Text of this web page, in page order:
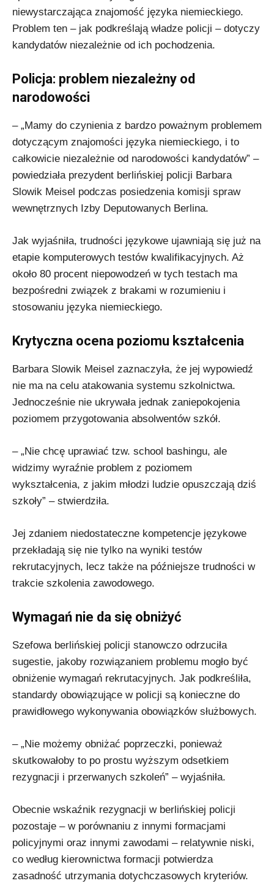
niewystarczająca znajomość języka niemieckiego.
Problem ten – jak podkreślają władze policji – dotyczy
kandydatów niezależnie od ich pochodzenia.
Policja: problem niezależny od
narodowości
– „Mamy do czynienia z bardzo poważnym problemem
dotyczącym znajomości języka niemieckiego, i to
całkowicie niezależnie od narodowości kandydatów” –
powiedziała prezydent berlińskiej policji Barbara
Slowik Meisel podczas posiedzenia komisji spraw
wewnętrznych Izby Deputowanych Berlina.
Jak wyjaśniła, trudności językowe ujawniają się już na
etapie komputerowych testów kwalifikacyjnych. Aż
około 80 procent niepowodzeń w tych testach ma
bezpośredni związek z brakami w rozumieniu i
stosowaniu języka niemieckiego.
Krytyczna ocena poziomu kształcenia
Barbara Slowik Meisel zaznaczyła, że jej wypowiedź
nie ma na celu atakowania systemu szkolnictwa.
Jednocześnie nie ukrywała jednak zaniepokojenia
poziomem przygotowania absolwentów szkół.
– „Nie chcę uprawiać tzw. school bashingu, ale
widzimy wyraźnie problem z poziomem
wykształcenia, z jakim młodzi ludzie opuszczają dziś
szkoły” – stwierdziła.
Jej zdaniem niedostateczne kompetencje językowe
przekładają się nie tylko na wyniki testów
rekrutacyjnych, lecz także na późniejsze trudności w
trakcie szkolenia zawodowego.
Wymagań nie da się obniżyć
Szefowa berlińskiej policji stanowczo odrzuciła
sugestie, jakoby rozwiązaniem problemu mogło być
obniżenie wymagań rekrutacyjnych. Jak podkreśliła,
standardy obowiązujące w policji są konieczne do
prawidłowego wykonywania obowiązków służbowych.
– „Nie możemy obniżać poprzeczki, ponieważ
skutkowałoby to po prostu wyższym odsetkiem
rezygnacji i przerwanych szkoleń” – wyjaśniła.
Obecnie wskaźnik rezygnacji w berlińskiej policji
pozostaje – w porównaniu z innymi formacjami
policyjnymi oraz innymi zawodami – relatywnie niski,
co według kierownictwa formacji potwierdza
zasadność utrzymania dotychczasowych kryteriów.